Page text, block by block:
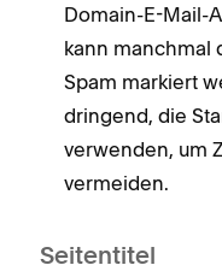
Domain-E-Mail-
kann manchmal
Spam markiert
dringend, die
verwenden, um
vermeiden.
Seitentitel